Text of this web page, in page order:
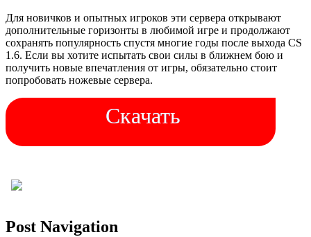
Для новичков и опытных игроков эти сервера открывают
дополнительные горизонты в любимой игре и продолжают
сохранять популярность спустя многие годы после выхода CS
1.6. Если вы хотите испытать свои силы в ближнем бою и
получить новые впечатления от игры, обязательно стоит
попробовать ножевые сервера.
Скачать
Post Navigation